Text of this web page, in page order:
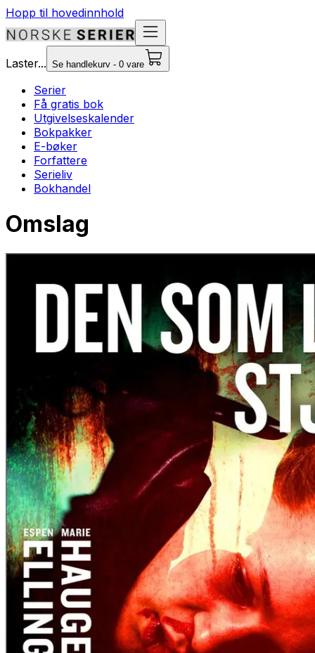
Hopp til hovedinnhold
Laster... Se handlekurv - 0 vare
Serier
Få gratis bok
Utgivelseskalender
Bokpakker
E-bøker
Forfattere
Serieliv
Bokhandel
Omslag